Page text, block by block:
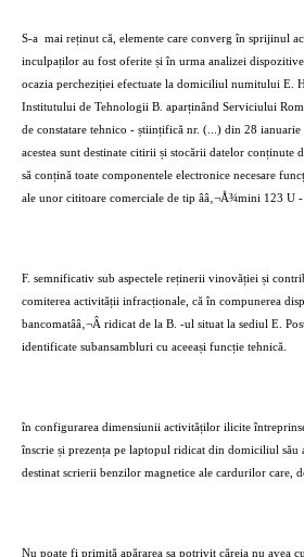
S-a mai reținut că, elemente care converg în sprijinul
inculpaților au fost oferite și în urma analizei
ocazia percheziției efectuate la domiciliul numitului E.
Institutului de Tehnologii B. aparținând Serviciului
de constatare tehnico - științifică nr. (...) din 28 ianuarie
acestea sunt destinate citirii și stocării datelor conținute
să conțină toate componentele electronice necesare
ale unor cititoare comerciale de tip ââ‚¬Å¾mini 123 U -
F. semnificativ sub aspectele reținerii vinovăției și
comiterea activității infracționale, că în compunerea
bancomatââ‚¬Â ridicat de la B. -ul situat la sediul E.
identificate subansambluri cu aceeași funcție tehnică.
în configurarea dimensiunii activităților ilicite
înscrie și prezența pe laptopul ridicat din domiciliul său
destinat scrierii benzilor magnetice ale cardurilor care,
Nu poate fi primită apărarea sa potrivit căreia nu avea